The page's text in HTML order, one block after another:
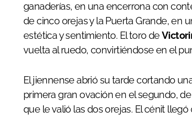
ganaderías, en una encerrona con
de cinco orejas y la Puerta Grande, en
estética y sentimiento. El toro de
vuelta al ruedo, convirtiéndose en el
El jiennense abrió su tarde cortando
primera gran ovación en el segundo,
que le valió las dos orejas. El cénit